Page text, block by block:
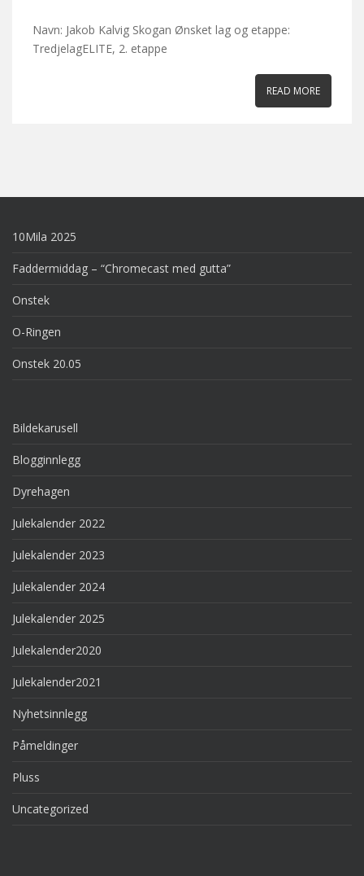
Navn: Jakob Kalvig Skogan Ønsket lag og etappe:
TredjelagELITE, 2. etappe
READ MORE
10Mila 2025
Faddermiddag – “Chromecast med gutta”
Onstek
O-Ringen
Onstek 20.05
Bildekarusell
Blogginnlegg
Dyrehagen
Julekalender 2022
Julekalender 2023
Julekalender 2024
Julekalender 2025
Julekalender2020
Julekalender2021
Nyhetsinnlegg
Påmeldinger
Pluss
Uncategorized